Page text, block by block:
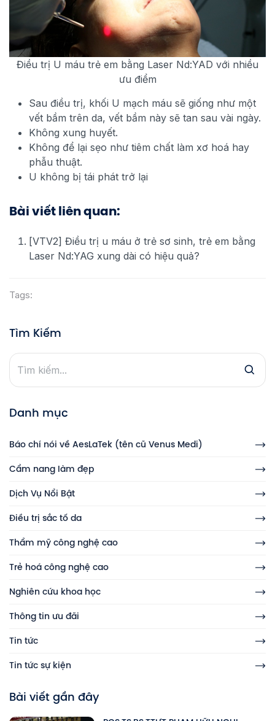
Điều trị U máu trẻ em bằng Laser Nd:YAD với nhiều
ưu điểm
Sau điều trị, khối U mạch máu sẽ giống như một
vết bầm trên da, vết bầm này sẽ tan sau vài ngày.
Không xung huyết.
Không để lại sẹo như tiêm chất làm xơ hoá hay
phẫu thuật.
U không bị tái phát trở lại
Bài viết liên quan:
[VTV2] Điều trị u máu ở trẻ sơ sinh, trẻ em bằng
Laser Nd:YAG xung dài có hiệu quả?
Tags:
Tìm Kiếm
Danh mục
Báo chí nói về AesLaTek (tên cũ Venus Medi)
Cẩm nang làm đẹp
Dịch Vụ Nổi Bật
Điều trị sắc tố da
Thẩm mỹ công nghệ cao
Trẻ hoá công nghệ cao
Nghiên cứu khoa học
Thông tin ưu đãi
Tin tức
Tin tức sự kiện
Bài viết gần đây